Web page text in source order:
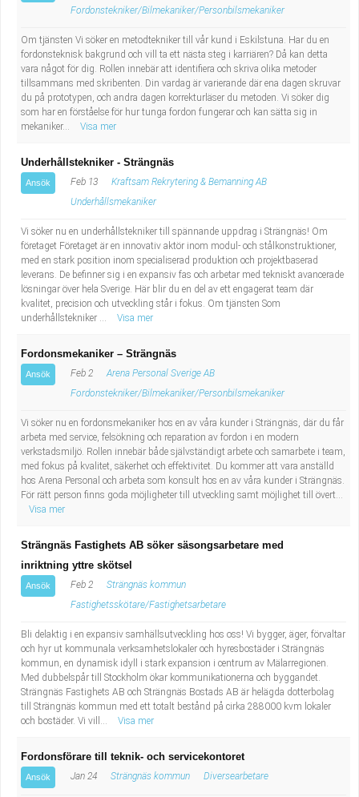
Fordonstekniker/Bilmekaniker/Personbilsmekaniker
Om tjänsten Vi söker en metodtekniker till vår kund i Eskilstuna. Har du en
fordonsteknisk bakgrund och vill ta ett nästa steg i karriären? Då kan detta
vara något för dig. Rollen innebär att identifiera och skriva olika metoder
tillsammans med skribenten. Din vardag är varierande där ena dagen skruvar
du på prototypen, och andra dagen korrekturläser du metoden. Vi söker dig
som har en förståelse för hur tunga fordon fungerar och kan sätta sig in
mekaniker...
Visa mer
Underhållstekniker - Strängnäs
Ansök Feb 13
Kraftsam Rekrytering & Bemanning AB
Underhållsmekaniker
Vi söker nu en underhållstekniker till spännande uppdrag i Strängnäs! Om
företaget Företaget är en innovativ aktör inom modul- och stålkonstruktioner,
med en stark position inom specialiserad produktion och projektbaserad
leverans. De befinner sig i en expansiv fas och arbetar med tekniskt avancerade
lösningar över hela Sverige. Här blir du en del av ett engagerat team där
kvalitet, precision och utveckling står i fokus. Om tjänsten Som
underhållstekniker ...
Visa mer
Fordonsmekaniker – Strängnäs
Ansök Feb 2
Arena Personal Sverige AB
Fordonstekniker/Bilmekaniker/Personbilsmekaniker
Vi söker nu en fordonsmekaniker hos en av våra kunder i Strängnäs, där du får
arbeta med service, felsökning och reparation av fordon i en modern
verkstadsmiljö. Rollen innebär både självständigt arbete och samarbete i team,
med fokus på kvalitet, säkerhet och effektivitet. Du kommer att vara anställd
hos Arena Personal och arbeta som konsult hos en av våra kunder i Strängnäs.
För rätt person finns goda möjligheter till utveckling samt möjlighet till övert...
Visa mer
Strängnäs Fastighets AB söker säsongsarbetare med
inriktning yttre skötsel
Ansök Feb 2
Strängnäs kommun
Fastighetsskötare/Fastighetsarbetare
Bli delaktig i en expansiv samhällsutveckling hos oss! Vi bygger, äger, förvaltar
och hyr ut kommunala verksamhetslokaler och hyresbostäder i Strängnäs
kommun, en dynamisk idyll i stark expansion i centrum av Mälarregionen.
Med dubbelspår till Stockholm ökar kommunikationerna och byggandet.
Strängnäs Fastighets AB och Strängnäs Bostads AB är helägda dotterbolag
till Strängnäs kommun med ett totalt bestånd på cirka 288000 kvm lokaler
och bostäder. Vi vill...
Visa mer
Fordonsförare till teknik- och servicekontoret
Ansök Jan 24 Strängnäs kommun Diversearbetare